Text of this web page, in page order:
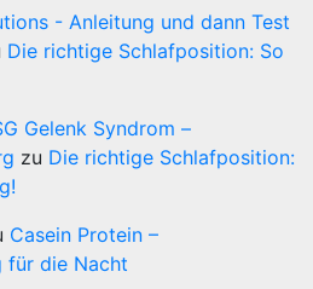
- Anleitung und dann Test
Die richtige Schlafposition: So
Gelenk Syndrom –
zu Die richtige Schlafposition:
Casein Protein –
für die Nacht